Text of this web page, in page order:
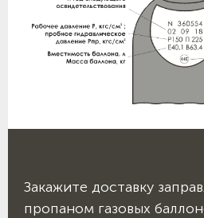
Закажите доставку
пропаном газовых